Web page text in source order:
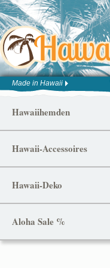
Made in Hawaii
Hawaiihemden
Hawaii-Accessoires
Hawaii-Deko
Aloha Sale %